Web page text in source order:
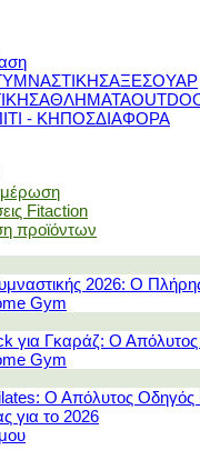
ΑΞΕΣΟΥΑΡ
ΑΘΛΗΜΑΤΑ
- ΚΗΠΟΣΔΙΑΦΟΡΑ
Fitaction
προϊόντων
2026: Ο
Gym
για Γκαράζ: Ο Απόλυτος
Gym
Ο Απόλυτος Οδηγός
για το 2026